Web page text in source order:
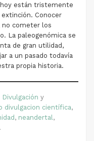
están tristemente
extinción. Conocer
no cometer los
La paleogenómica se
de gran utilidad,
a un pasado todavía
propia historia.
y
divulgacion científica,
, neandertal ,
.